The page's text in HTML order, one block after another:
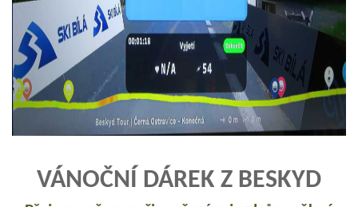
VÁNOČNÍ DÁREK Z BESKYD